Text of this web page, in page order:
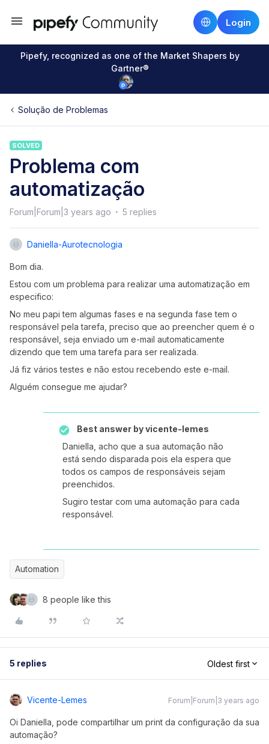
Login
Pipefy, recognized as one of the Market Shapers by
Gartner®
Solução de Problemas
SOLVED
Problema com
automatização
Forum|Forum|3 years ago 5 replies
Daniella-Aurotecnologia
Bom dia.
Estou com um problema para realizar uma automatização em
especifico:
No meu papi tem algumas fases e na segunda fase tem o
responsável pela tarefa, preciso que ao preencher quem é o
responsável, seja enviado um e-mail automaticamente
dizendo que tem uma tarefa para ser realizada.
Já fiz vários testes e não estou recebendo este e-mail.
Alguém consegue me ajudar?
Best answer byvicente-lemes
Daniella, acho que a sua automação não
está sendo disparada pois ela espera que
todos os campos de responsáveis sejam
preenchidos.
Sugiro testar com uma automação para cada
responsável.
Automation
8 people like this
5 replies Oldest first
Vicente-Lemes Forum|Forum|3 years ago
Oi Daniella, pode compartilhar um print da configuração da sua
automação?